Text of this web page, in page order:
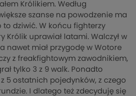
Królikiem. Według
szanse na powodzenie ma
to dziwić. W końcu fighterzy
Królik uprawiał latami. Walczył w
nawet miał przygodę w Wotore
z freakfightowym zawodnikiem,
tylko 3 z 9 walk. Ponadto
z 5 ostatnich pojedynków, z czego
I dlatego też zdecyduję się